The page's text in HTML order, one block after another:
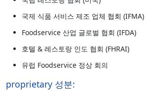
국제 식품 서비스 제조 업체 협회 (IFMA)
Foodservice 산업 글로벌 협회 (IFDA)
호텔 & 레스토랑 인도 협회 (FHRAI)
유럽 Foodservice 정상 회의
proprietary 성분: